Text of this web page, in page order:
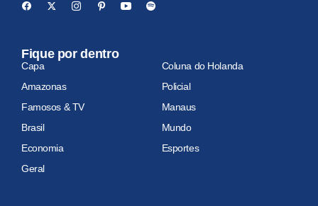
Fique por dentro
Capa
Coluna do Holanda
Amazonas
Policial
Famosos & TV
Manaus
Brasil
Mundo
Economia
Esportes
Geral